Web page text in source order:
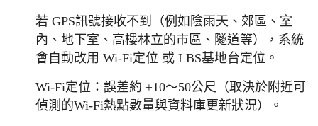
若 GPS訊號接收不到（例如陰雨天、郊區、室
內、地下室、 高樓林立的市區、隧道等），系統
會自動改用 Wi-Fi定位 或 LBS基地台定位。
Wi-Fi定位：誤差約 ±10～50公尺（取決於附近可
偵測的Wi-Fi熱點數量與資料庫更新狀況）。